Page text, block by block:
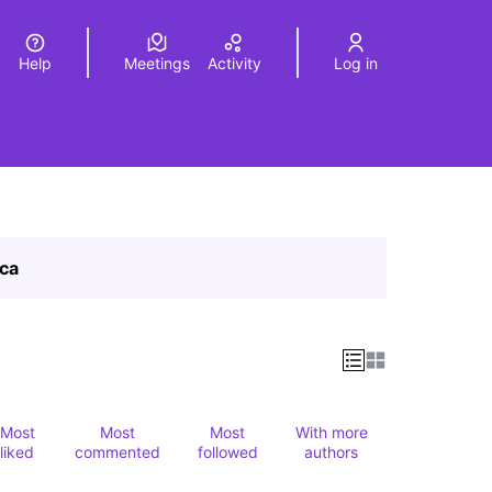
Elegir el idiomaChoose language
Help Meetings Activity Log in
Most
liked
Most
commented
Most
followed
With more
authors